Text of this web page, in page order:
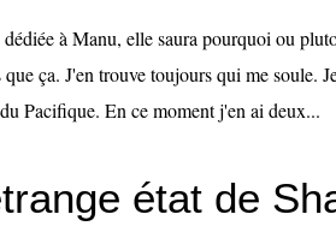
à Manu, elle saura pourquoi ou
que ça. J'en trouve toujours qui me soule.
Pacifique. En ce moment j'en ai deux...
état de